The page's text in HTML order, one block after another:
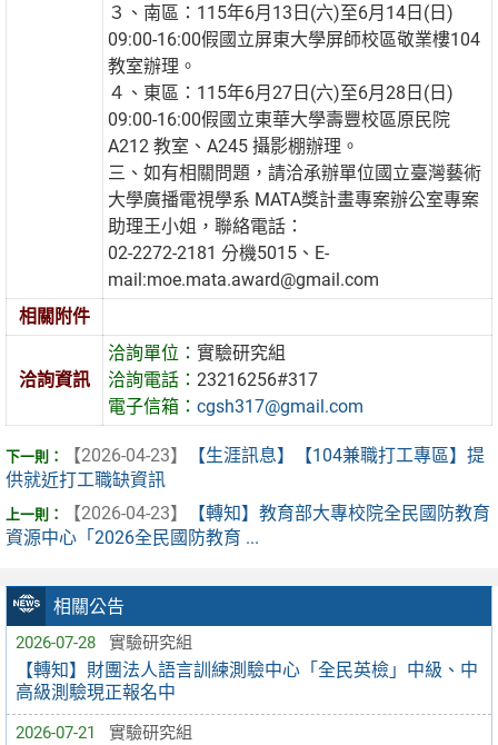
相關公告
2026-07-28 實驗研究組
【轉知】財團法人語言訓練測驗中心「全民英檢」中級、中
高級測驗現正報名中
2026-07-21 實驗研究組
３、南區：115年6月13日(六)至6月14日(日)
09:00-16:00假國立屏東大學屏師校區敬業樓104
教室辦理。
４、東區：115年6月27日(六)至6月28日(日)
09:00-16:00假國立東華大學壽豐校區原民院
A212 教室、A245 攝影棚辦理。
三、如有相關問題，請洽承辦單位國立臺灣藝術
大學廣播電視學系 MATA獎計畫專案辦公室專案
助理王小姐，聯絡電話：
02-2272-2181 分機5015、E-
mail:moe.mata.award@gmail.com
相關附件
洽詢資訊
洽詢單位：實驗研究組
洽詢電話：23216256#317
電子信箱：cgsh317@gmail.com
【2026-04-23】
【生涯訊息】【104兼職打工專區】提
供就近打工職缺資訊
【2026-04-23】
【轉知】教育部大專校院全民國防教育
資源中心「2026全民國防教育 ...